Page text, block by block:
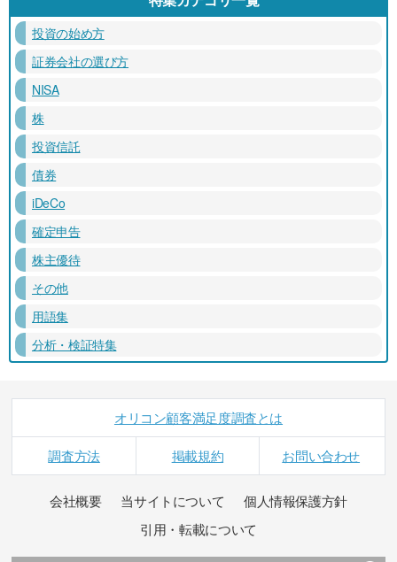
投資の始め方
証券会社の選び方
NISA
株
投資信託
債券
iDeCo
確定申告
株主優待
その他
用語集
分析・検証特集
オリコン顧客満足度調査とは
調査方法 掲載規約 お問い合わせ
会社概要 当サイトについて
個人情報保護方針
引用・転載について